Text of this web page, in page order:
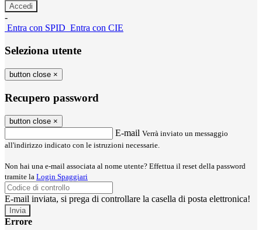
-
Entra con SPID Entra con CIE
Seleziona utente
button close ×
Recupero password
button close ×
E-mail Verrà inviato un messaggio
all'indirizzo indicato con le istruzioni necessarie.
Non hai una e-mail associata al nome utente? Effettua il reset della password
tramite la Login Spaggiari
E-mail inviata, si prega di controllare la casella di posta elettronica!
Errore